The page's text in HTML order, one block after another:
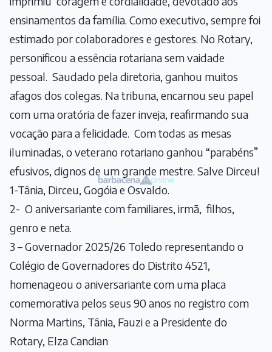
ensinamentos da família. Como executivo, sempre foi
estimado por colaboradores e gestores. No Rotary,
personificou a essência rotariana sem vaidade
pessoal. Saudado pela diretoria, ganhou muitos
afagos dos colegas. Na tribuna, encarnou seu papel
com uma oratória de fazer inveja, reafirmando sua
vocação para a felicidade. Com todas as mesas
iluminadas, o veterano rotariano ganhou “parabéns”
efusivos, dignos de um grande mestre. Salve Dirceu!
1-Tânia, Dirceu, Gogóia e Osvaldo.
2- O aniversariante com familiares, irmã, filhos,
genro e neta.
3 – Governador 2025/26 Toledo representando o
Colégio de Governadores do Distrito 4521,
homenageou o aniversariante com uma placa
comemorativa pelos seus 90 anos no registro com
Norma Martins, Tânia, Fauzi e a Presidente do
Rotary, Elza Candian